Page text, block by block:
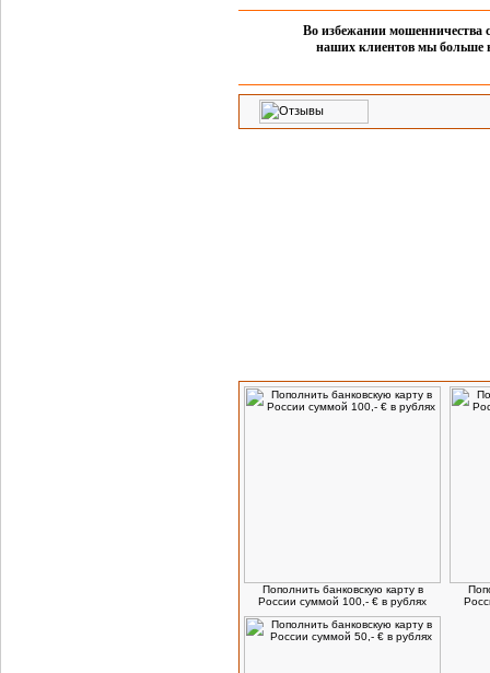
Во избежании мошенничества
наших клиентов мы больше
Пополнить банковскую карту в
России суммой 100,- € в рублях